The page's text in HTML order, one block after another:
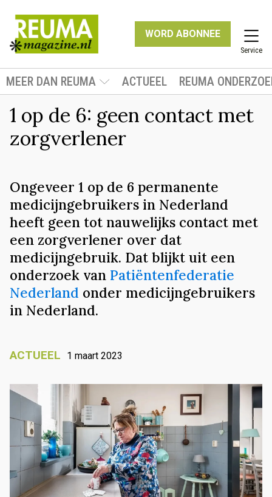
WORD ABONNEE
Service
MEER DAN REUMA ACTUEEL REUMA
1 op de 6: geen contact met
zorgverlener
Ongeveer 1 op de 6 permanente
medicijngebruikers in Nederland
heeft geen tot nauwelijks contact met
een zorgverlener over dat
medicijngebruik. Dat blijkt uit een
onderzoek van Patiëntenfederatie
Nederland onder medicijngebruikers
in Nederland.
ACTUEEL 1 maart 2023